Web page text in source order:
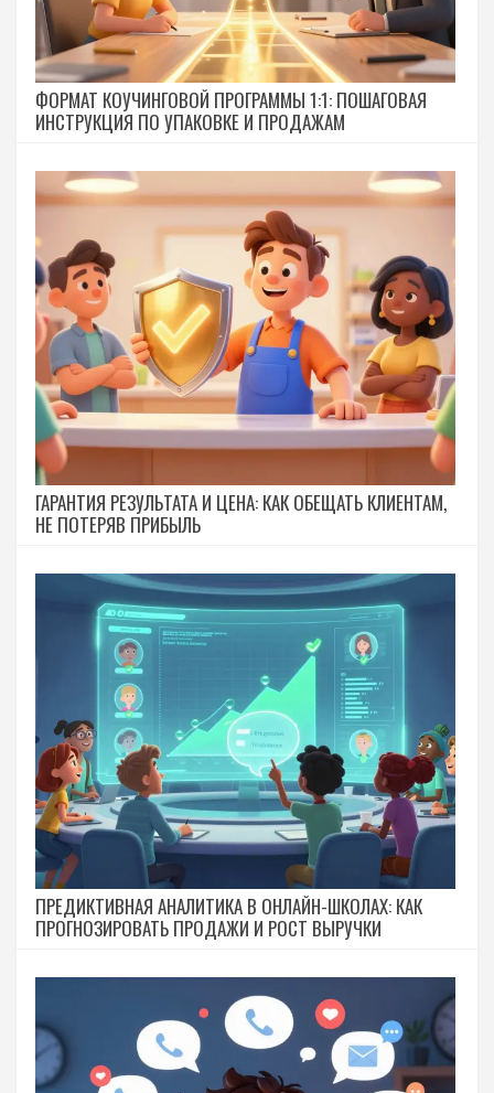
ФОРМАТ КОУЧИНГОВОЙ ПРОГРАММЫ 1:1: ПОШАГОВАЯ
ИНСТРУКЦИЯ ПО УПАКОВКЕ И ПРОДАЖАМ
ГАРАНТИЯ РЕЗУЛЬТАТА И ЦЕНА: КАК ОБЕЩАТЬ КЛИЕНТАМ,
НЕ ПОТЕРЯВ ПРИБЫЛЬ
ПРЕДИКТИВНАЯ АНАЛИТИКА В ОНЛАЙН-ШКОЛАХ: КАК
ПРОГНОЗИРОВАТЬ ПРОДАЖИ И РОСТ ВЫРУЧКИ